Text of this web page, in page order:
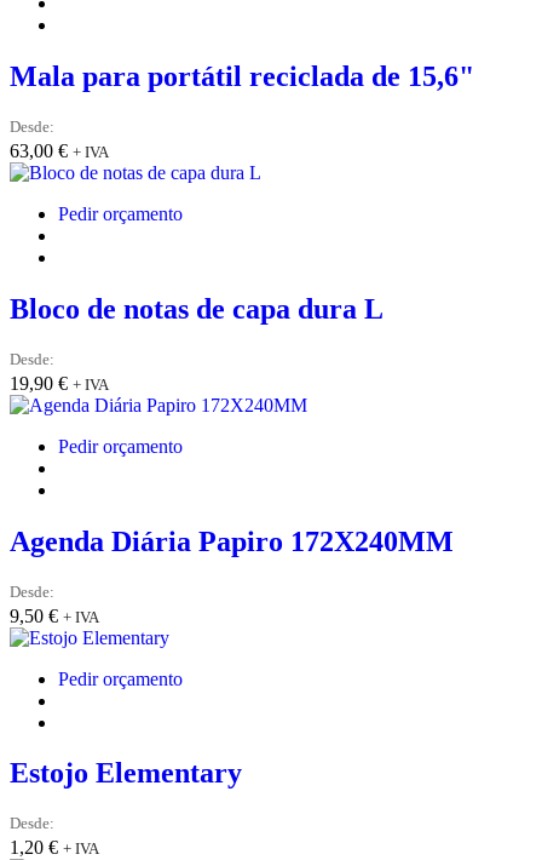
Mala para portátil reciclada de 15,6"
Desde:
63,00 € + IVA
Pedir orçamento
Bloco de notas de capa dura L
Desde:
19,90 € + IVA
Pedir orçamento
Agenda Diária Papiro 172X240MM
Desde:
9,50 € + IVA
Pedir orçamento
Estojo Elementary
Desde:
1,20 € + IVA